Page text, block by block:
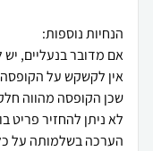
אם מדובר בנעליים, יש
אין לקשקש על
לא ניתן להחזיר
הערכה בשלמותה על